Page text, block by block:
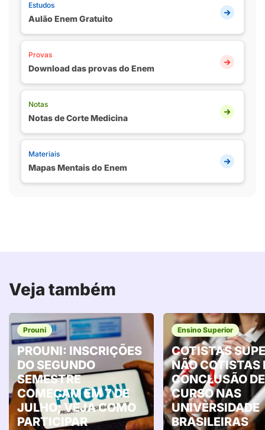
Estudos
Aulão Enem Gratuito
Provas
Download das provas do Enem
Notas
Notas de Corte Medicina
Materiais
Mapas Mentais do Enem
Veja também
Prouni
PROUNI: INSCRIÇÕES
DO SEGUNDO
SEMESTRE
COMEÇAM EM 7 DE
JULHO; VEJA COMO
PARTICIPAR
Ensino Superior
COTISTAS
NÃO COTISTAS
CONCLUSÃO DE
CURSO NAS
UNIVERSIDADE
BRASILEIRAS